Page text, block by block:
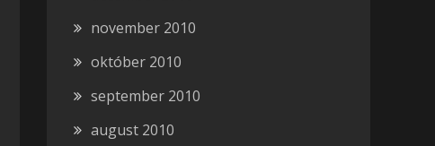
november 2010
október 2010
september 2010
august 2010